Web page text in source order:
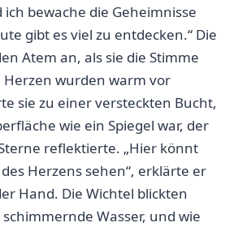
ich bewache die Geheimnisse
gibt ‌es viel zu entdecken.“ Die
Atem an, als‌ sie die Stimme
wurden warm vor
sie zu einer versteckten Bucht,
wie ein ​Spiegel war, der
reflektierte. „Hier könnt
Herzens sehen“, erklärte ‍er
Hand. ⁣Die Wichtel blickten
Wasser, und wie